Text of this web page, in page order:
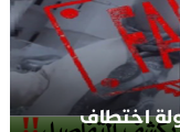
اختطاف